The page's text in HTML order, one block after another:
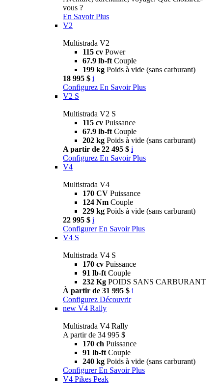
vous ?
En Savoir Plus
V2
Multistrada V2
115 cv Power
67.9 lb-ft Couple
199 kg Poids à vide (sans carburant)
18 995 $ i
Configurez En Savoir Plus
V2 S
Multistrada V2 S
115 cv Puissance
67.9 lb-ft Couple
202 kg Poids à vide (sans carburant)
A partir de 22 495 $ i
Configurez En Savoir Plus
V4
Multistrada V4
170 CV Puissance
124 Nm Couple
229 kg Poids à vide (sans carburant)
22 995 $ i
Configurer En Savoir Plus
V4 S
Multistrada V4 S
170 cv Puissance
91 lb-ft Couple
232 Kg POIDS SANS CARBURANT
À partir de 31 995 $ i
Configurez Découvrir
new V4 Rally
Multistrada V4 Rally
A partir de 34 995 $
170 ch Puissance
91 lb-ft Couple
240 kg Poids à vide (sans carburant)
Configurer En Savoir Plus
V4 Pikes Peak